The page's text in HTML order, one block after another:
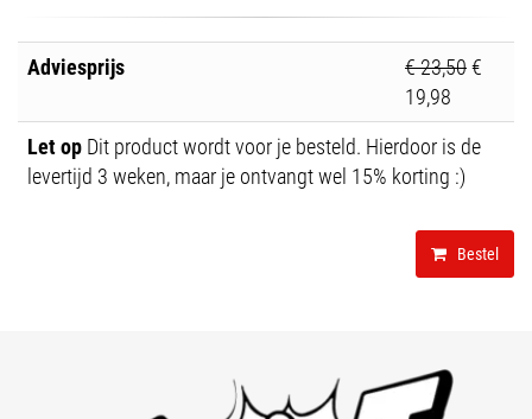
Adviesprijs € 23,50€
19,98
Let op Dit product wordt voor je besteld. Hierdoor is de
levertijd 3 weken, maar je ontvangt wel 15% korting :)
Bestel